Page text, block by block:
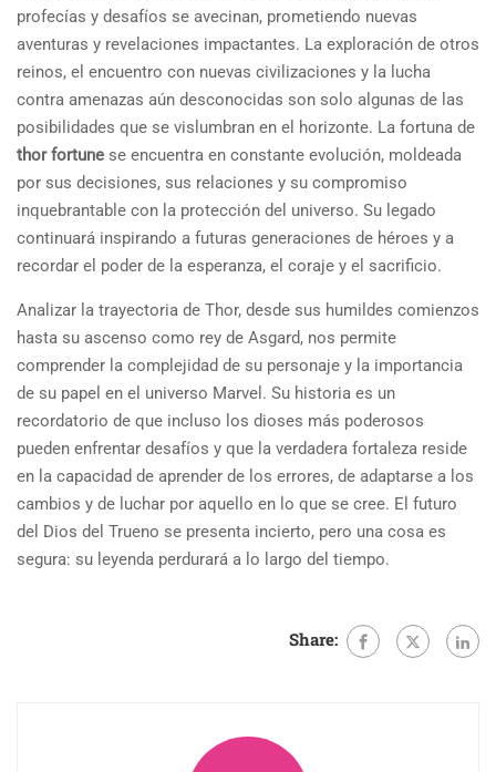
profecías y desafíos se avecinan, prometiendo nuevas
aventuras y revelaciones impactantes. La exploración de otros
reinos, el encuentro con nuevas civilizaciones y la lucha
contra amenazas aún desconocidas son solo algunas de las
posibilidades que se vislumbran en el horizonte. La fortuna de
thor fortune se encuentra en constante evolución, moldeada
por sus decisiones, sus relaciones y su compromiso
inquebrantable con la protección del universo. Su legado
continuará inspirando a futuras generaciones de héroes y a
recordar el poder de la esperanza, el coraje y el sacrificio.
Analizar la trayectoria de Thor, desde sus humildes comienzos
hasta su ascenso como rey de Asgard, nos permite
comprender la complejidad de su personaje y la importancia
de su papel en el universo Marvel. Su historia es un
recordatorio de que incluso los dioses más poderosos
pueden enfrentar desafíos y que la verdadera fortaleza reside
en la capacidad de aprender de los errores, de adaptarse a los
cambios y de luchar por aquello en lo que se cree. El futuro
del Dios del Trueno se presenta incierto, pero una cosa es
segura: su leyenda perdurará a lo largo del tiempo.
Share: